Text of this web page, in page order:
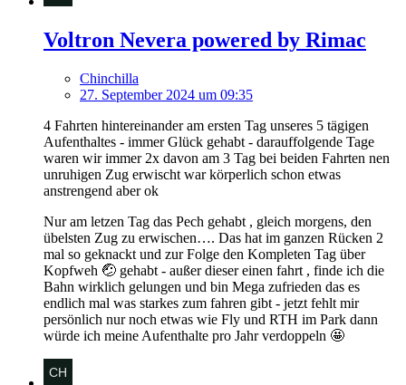
Voltron Nevera powered by Rimac
Chinchilla
27. September 2024 um 09:35
4 Fahrten hintereinander am ersten Tag unseres 5 tägigen
Aufenthaltes - immer Glück gehabt - darauffolgende Tage
waren wir immer 2x davon am 3 Tag bei beiden Fahrten nen
unruhigen Zug erwischt war körperlich schon etwas
anstrengend aber ok
Nur am letzen Tag das Pech gehabt , gleich morgens, den
übelsten Zug zu erwischen…. Das hat im ganzen Rücken 2
mal so geknackt und zur Folge den Kompleten Tag über
Kopfweh 🤕 gehabt - außer dieser einen fahrt , finde ich die
Bahn wirklich gelungen und bin Mega zufrieden das es
endlich mal was starkes zum fahren gibt - jetzt fehlt mir
persönlich nur noch etwas wie Fly und RTH im Park dann
würde ich meine Aufenthalte pro Jahr verdoppeln 🤩